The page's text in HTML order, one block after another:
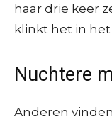
haar drie keer
klinkt het in
Nuchtere
Anderen